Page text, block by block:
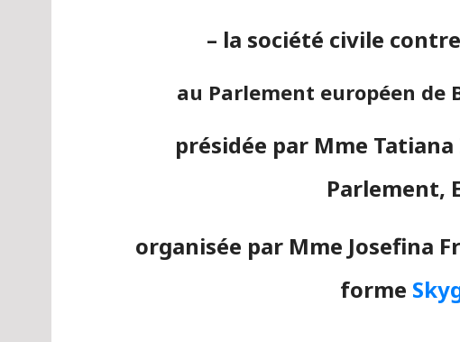
– la société civile
au Parlement européen de
présidée par Mme
Parlement,
organisée par Mme Josefina
forme